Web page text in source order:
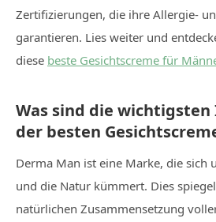
Zertifizierungen, die ihre Allergie-
garantieren. Lies weiter und
diese beste Gesichtscreme für
Was sind die
der besten
Derma Man ist eine Marke, die sich
und die Natur kümmert. Dies
natürlichen Zusammensetzung